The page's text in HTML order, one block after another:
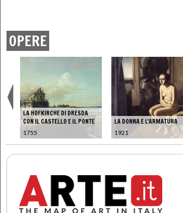
OPERE
LA HOFKIRCHE DI DRESDA
CON IL CASTELLO E IL PONTE
1755
LA DONNA E L'ARMATURA
1921